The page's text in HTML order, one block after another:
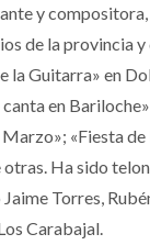
y
de la provincia y
la Guitarra» en
en
«Fiesta de
otras. Ha sido
Torres,
Carabajal.